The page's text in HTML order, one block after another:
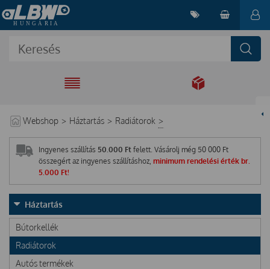
EGYÜTT A
Webshop > Háztartás > Radiátorok >
Ingyenes szállítás 50.000 Ft felett. Vásárolj még 50 000 Ft
összegért az ingyenes szállításhoz, minimum rendelési érték br.
5.000 Ft!
Háztartás
Bútorkellék
Radiátorok
Autós termékek